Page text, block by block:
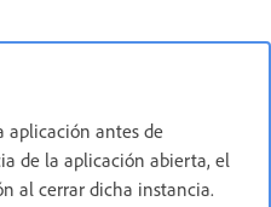
aplicación antes de
de la aplicación abierta, el
al cerrar dicha instancia.